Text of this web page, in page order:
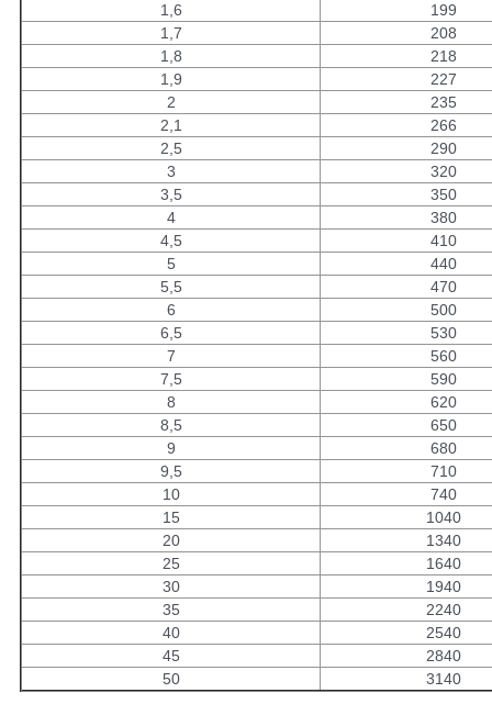
1,6
199
1,7
208
1,8
218
1,9
227
2
235
2,1
266
2,5
290
3
320
3,5
350
4
380
4,5
410
5
440
5,5
470
6
500
6,5
530
7
560
7,5
590
8
620
8,5
650
9
680
9,5
710
10
740
15
1040
20
1340
25
1640
30
1940
35
2240
40
2540
45
2840
50
3140